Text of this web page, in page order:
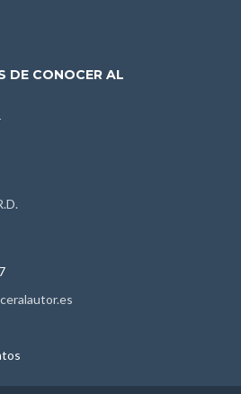
DE CONOCER AL